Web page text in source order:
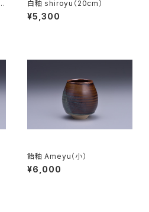
白釉 shiroyu（20cm）
¥5,300
飴釉 Ameyu（小）
¥6,000